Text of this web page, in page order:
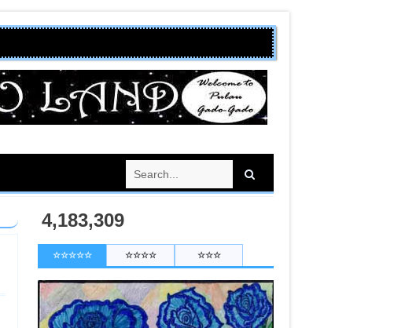
4,183,309
☆☆☆☆☆ ☆☆☆☆ ☆☆☆